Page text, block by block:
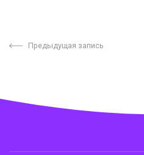
Предыдущая запись